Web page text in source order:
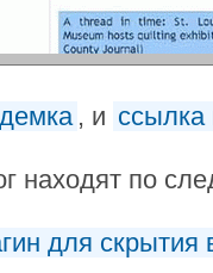
, и ссылка
находят по
для